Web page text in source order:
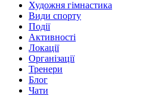
Художня гімнастика
Види спорту
Події
Активності
Локації
Організації
Тренери
Блог
Чати